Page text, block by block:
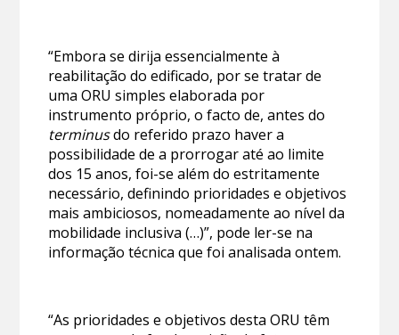
“Embora se dirija essencialmente à
reabilitação do edificado, por se tratar de
uma ORU simples elaborada por
instrumento próprio, o facto de, antes do
terminusdo referido prazo haver a
possibilidade de a prorrogar até ao limite
dos 15 anos, foi-se além do estritamente
necessário, definindo prioridades e objetivos
mais ambiciosos, nomeadamente ao nível da
mobilidade inclusiva (…)”, pode ler-se na
informação técnica que foi analisada ontem.
“As prioridades e objetivos desta ORU têm